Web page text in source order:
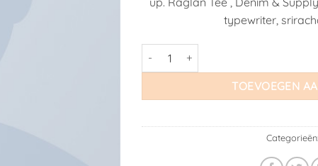
typewriter,
TOEVOEGEN
Categorieën: